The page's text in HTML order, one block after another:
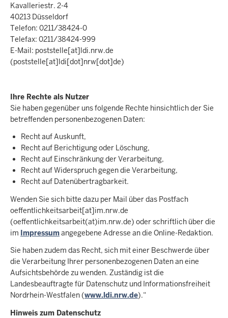
Kavalleriestr. 2-4
40213 Düsseldorf
Telefon: 0211/38424-0
Telefax: 0211/38424-999
E-Mail: poststelle[at]ldi.nrw.de
(poststelle[at]ldi[dot]nrw[dot]de)
Ihre Rechte als Nutzer
Sie haben gegenüber uns folgende Rechte hinsichtlich der Sie
betreffenden personenbezogenen Daten:
Recht auf Auskunft,
Recht auf Berichtigung oder Löschung,
Recht auf Einschränkung der Verarbeitung,
Recht auf Widerspruch gegen die Verarbeitung,
Recht auf Datenübertragbarkeit.
Wenden Sie sich bitte dazu per Mail über das Postfach
oeffentlichkeitsarbeit[at]im.nrw.de
(oeffentlichkeitsarbeit(at)im.nrw.de) oder schriftlich über die
im Impressumangegebene Adresse an die Online-Redaktion.
Sie haben zudem das Recht, sich mit einer Beschwerde über
die Verarbeitung Ihrer personenbezogenen Daten an eine
Aufsichtsbehörde zu wenden. Zuständig ist die
Landesbeauftragte für Datenschutz und Informationsfreiheit
Nordrhein-Westfalen (www.ldi.nrw.de).“
Hinweis zum Datenschutz